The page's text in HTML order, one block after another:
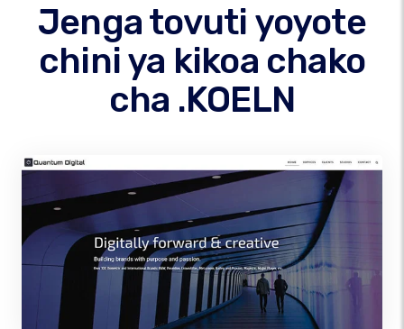
Jenga tovuti yoyote
chini ya kikoa chako
cha .KOELN